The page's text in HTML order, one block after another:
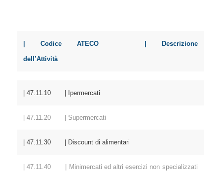
| Codice ATECO | Descrizione
dell’Attività
| 47.11.10 | Ipermercati
| 47.11.20 | Supermercati
| 47.11.30 | Discount di alimentari
| 47.11.40 | Minimercati ed altri esercizi non specializzati